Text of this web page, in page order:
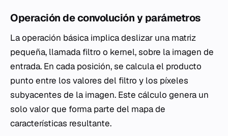
Operación de convolución y parámetros
La operación básica implica deslizar una matriz
pequeña, llamada filtro o kernel, sobre la imagen de
entrada. En cada posición, se calcula el producto
punto entre los valores del filtro y los píxeles
subyacentes de la imagen. Este cálculo genera un
solo valor que forma parte del mapa de
características resultante.